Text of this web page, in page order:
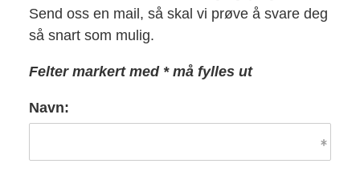
Send oss en mail, så skal vi prøve å svare deg
så snart som mulig.
Felter markert med * må fylles ut
Navn: